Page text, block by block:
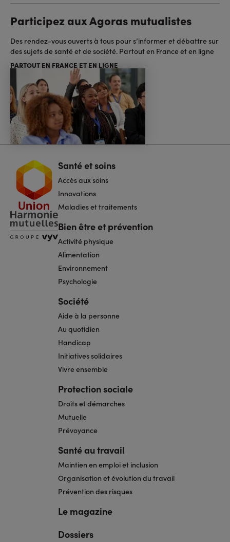
Participez aux Agoras mutualistes
Des rendez-vous ouverts à tous pour s’informer et débattre sur
des sujets de santé et de société. Partout en France et en ligne
PARTOUT EN FRANCE ET EN LIGNE
Navigation
pied
de
page
Santé et soins
Accès aux soins
Innovations
Maladies et traitements
Bien être et prévention
Activité physique
Alimentation
Environnement
Psychologie
Société
Aide à la personne
Au quotidien
Handicap
Initiatives solidaires
Vivre ensemble
Protection sociale
Droits et démarches
Mutuelle
Prévoyance
Santé au travail
Maintien en emploi et inclusion
Organisation et évolution du travail
Prévention des risques
Le magazine
Navigation
Dossiers